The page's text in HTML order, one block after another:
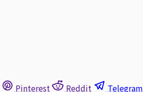
Pinterest Reddit Telegram